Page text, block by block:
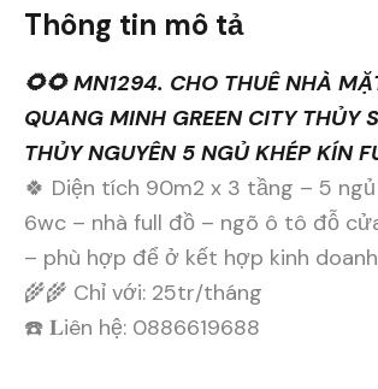
Thông tin mô tả
🌻🌻 MN1294. CHO THUÊ NHÀ
QUANG MINH GREEN CITY THỦY
THỦY NGUYÊN 5 NGỦ KHÉP KÍN
🍀 Diện tích 90m2 x 3 tầng – 5
6wc – nhà full đồ – ngõ ô tô đỗ
– phù hợp để ở kết hợp kinh
🌾🌾 Chỉ với: 25tr/tháng
☎️ 𝐋iên hệ: 0886619688